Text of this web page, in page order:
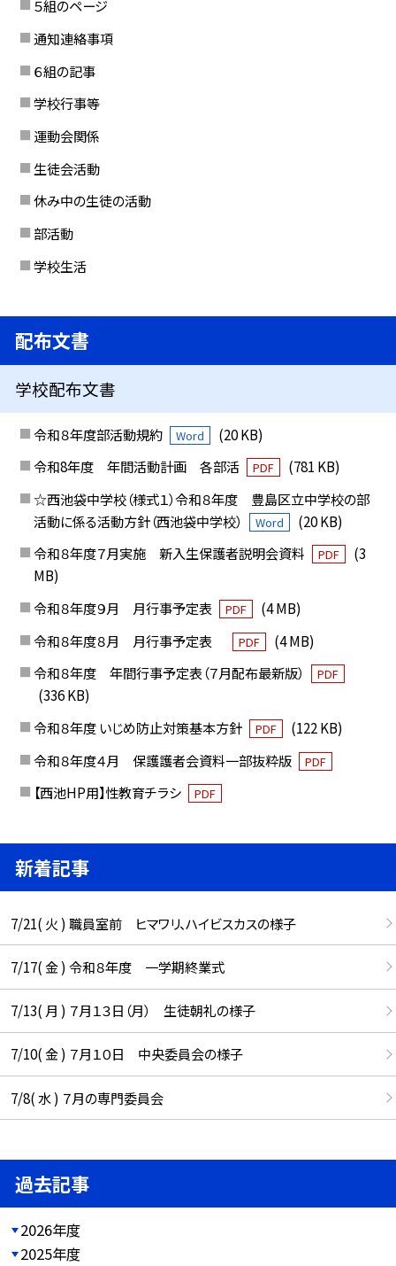
５組のページ
通知連絡事項
６組の記事
学校行事等
運動会関係
生徒会活動
休み中の生徒の活動
部活動
学校生活
配布文書
学校配布文書
令和８年度部活動規約 Word
(20 KB)
令和8年度 年間活動計画 各部活
PDF
(781 KB)
☆西池袋中学校（様式１）令和８年度 豊島区立中学校の部
活動に係る活動方針（西池袋中学校）
Word
(20 KB)
令和８年度７月実施 新入生保護者説明会資料
PDF
(3
MB)
令和８年度９月 月行事予定表
PDF
(4 MB)
令和８年度８月 月行事予定表
PDF
(4 MB)
令和８年度 年間行事予定表（７月配布最新版）
PDF
(336 KB)
令和８年度 いじめ防止対策基本方針
PDF
(122 KB)
令和８年度４月 保護護者会資料一部抜粋版
PDF
【西池HP用】性教育チラシ PDF
新着記事
7/21( 火 ) 職員室前 ヒマワリ、ハイビスカスの様子
7/17( 金 ) 令和８年度 一学期終業式
7/13( 月 ) ７月１３日（月） 生徒朝礼の様子
7/10( 金 ) ７月１０日 中央委員会の様子
7/8( 水 ) ７月の専門委員会
過去記事
2026年度
2025年度